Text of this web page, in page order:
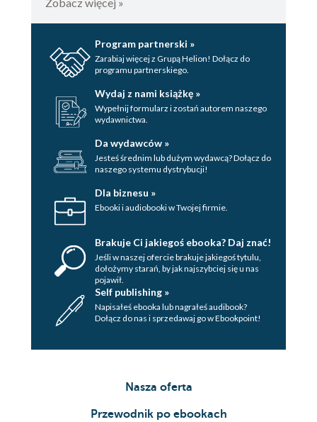
Program partnerski »
Zarabiaj więcej z Grupą Helion! Dołącz do
programu partnerskiego.
Wydaj z nami książkę »
Wypełnij formularz i zostań autorem naszego
wydawnictwa.
Da wydawców »
Jesteś średnim lub dużym wydawcą? Dołącz do
naszego systemu dystrybucji!
Dla biznesu »
Ebooki i audiobooki w Twojej firmie.
Brakuje Ci jakiegoś ebooka? Daj znać!
Jeśli w naszej ofercie brakuje jakiegoś tytulu,
dołożymy starań, by jak najszybciej się u nas
pojawił.
Self publishing »
Napisałeś ebooka lub nagrałeś audibook?
Dołącz do nas i sprzedawaj go w Ebookpoint!
Nasza oferta
Przewodnik po ebookach